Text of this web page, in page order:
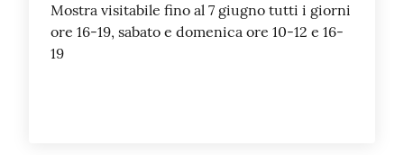
Mostra visitabile fino al 7 giugno tutti i giorni
ore 16-19, sabato e domenica ore 10-12 e 16-
19